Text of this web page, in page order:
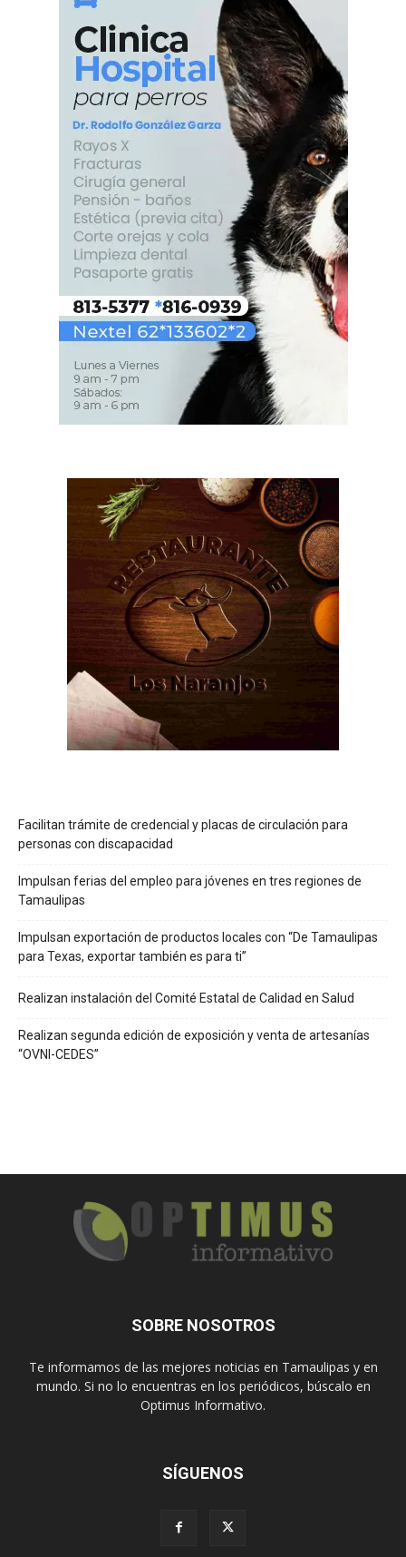
Facilitan trámite de credencial y placas de circulación para
personas con discapacidad
Impulsan ferias del empleo para jóvenes en tres regiones de
Tamaulipas
Impulsan exportación de productos locales con “De Tamaulipas
para Texas, exportar también es para ti”
Realizan instalación del Comité Estatal de Calidad en Salud
Realizan segunda edición de exposición y venta de artesanías
“OVNI-CEDES”
SOBRE NOSOTROS
Te informamos de las mejores noticias en Tamaulipas y en
mundo. Si no lo encuentras en los periódicos, búscalo en
Optimus Informativo.
SÍGUENOS